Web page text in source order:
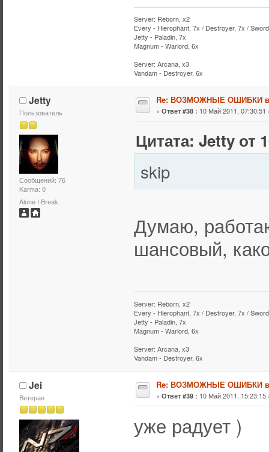
Server: Reborn, x2
Every - Hierophant, 7x / Destroyer, 7x /
Jetty - Paladin, 7x
Magnum - Warlord, 6x
Server: Arcana, x3
Vandam - Destroyer, 6x
Jetty
Пользователь
Сообщений: 76
Karma: 0
Alone I Break
Re: ВОЗМОЖНЫЕ ОШИБКИ
« Ответ #38 : 10 Май 2011, 07:30:51
Цитата: Jetty от
skip
Думаю,
шансовый,
Server: Reborn, x2
Every - Hierophant, 7x / Destroyer, 7x /
Jetty - Paladin, 7x
Magnum - Warlord, 6x
Server: Arcana, x3
Vandam - Destroyer, 6x
Jei
Ветеран
Re: ВОЗМОЖНЫЕ ОШИБКИ
« Ответ #39 : 10 Май 2011, 15:23:15
уже радует )